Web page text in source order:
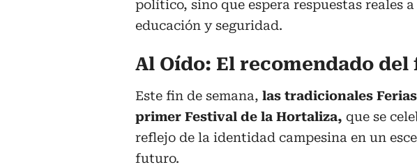
político, sino que espera respuestas reales
educación y seguridad.
Al Oído: El recomendado del
Este fin de semana, las tradicionales
primer Festival de la Hortaliza, que se
reflejo de la identidad campesina en un
futuro.